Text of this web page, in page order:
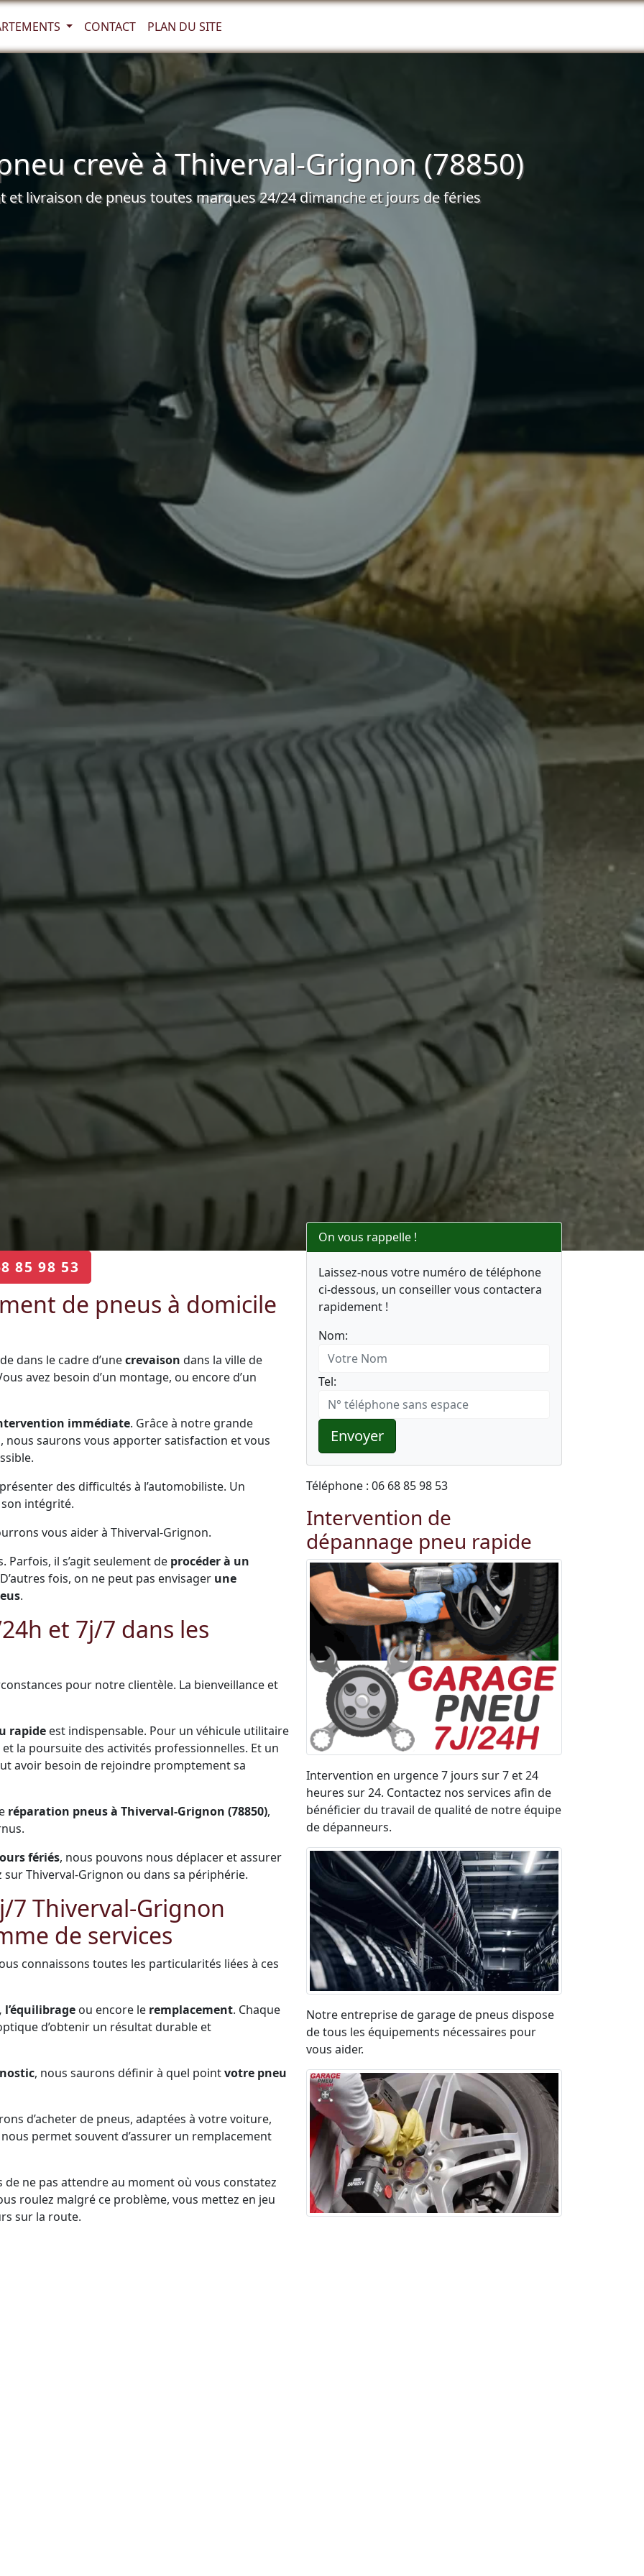
CONTACT PLAN DU SITE
crevè à Thiverval-Grignon (78850)
et livraison de pneus toutes marques 24/24 dimanche et jours de féries
85 98 53
de pneus à domicile
dans le cadre d’unecrevaison dans la ville de
avez besoin d’un montage, ou encore d’un
immédiate. Grâce à notre grande
nous saurons vous apporter satisfaction et vous
des difficultés à l’automobiliste. Un
intégrité.
vous aider à Thiverval-Grignon.
Parfois, il s’agit seulement de procéder à un
fois, on ne peut pas envisager une
.
et 7j/7 dans les
pour notre clientèle. La bienveillance et
rapide est indispensable. Pour un véhicule utilitaire
la poursuite des activités professionnelles. Et un
avoir besoin de rejoindre promptement sa
réparation pneus à Thiverval-Grignon (78850),
fériés, nous pouvons nous déplacer et assurer
Thiverval-Grignon ou dans sa périphérie.
7 Thiverval-Grignon
de services
connaissons toutes les particularités liées à ces
ou encore le remplacement. Chaque
d’obtenir un résultat durable et
, nous saurons définir à quel pointvotre pneu
d’acheter de pneus, adaptées à votre voiture,
permet souvent d’assurer un remplacement
ne pas attendre au moment où vous constatez
roulez malgré ce problème, vous mettez en jeu
sur la route.
On vous rappelle !
Laissez-nous votre numéro de téléphone
ci-dessous, un conseiller vous contactera
rapidement !
Nom:
Tel:
Envoyer
Téléphone : 06 68 85 98 53
Intervention de
dépannage pneu rapide
Intervention en urgence 7 jours sur 7 et 24
heures sur 24. Contactez nos services afin de
bénéficier du travail de qualité de notre équipe
de dépanneurs.
Notre entreprise de garage de pneus dispose
de tous les équipements nécessaires pour
vous aider.